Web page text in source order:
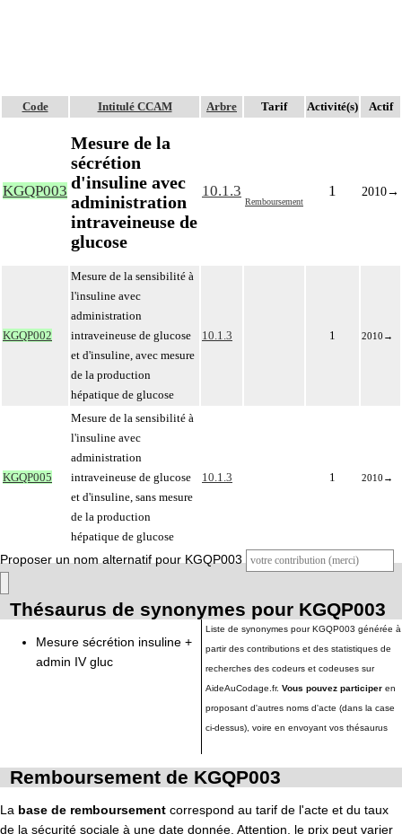
Code Intitulé CCAM Arbre Tarif Activité(s) Actif
KGQP003
Mesure de la
sécrétion
d'insuline avec
administration
intraveineuse de
glucose
10.1.3
Remboursement
1 2010→
KGQP002
Mesure de la sensibilité à
l'insuline avec
administration
intraveineuse de glucose
et d'insuline, avec mesure
de la production
hépatique de glucose
10.1.3 1 2010 →
KGQP005
Mesure de la sensibilité à
l'insuline avec
administration
intraveineuse de glucose
et d'insuline, sans mesure
de la production
hépatique de glucose
10.1.3 1 2010 →
Proposer un nom alternatif pour KGQP003
Thésaurus de synonymes pour KGQP003
Mesure sécrétion insuline +
admin IV gluc
Liste de synonymes pour KGQP003 générée à
partir des contributions et des statistiques de
recherches des codeurs et codeuses sur
AideAuCodage.fr. Vous pouvez participer en
proposant d'autres noms d'acte (dans la case
ci-dessus), voire en envoyant vos thésaurus
Remboursement de KGQP003
La base de remboursement correspond au tarif de l'acte et du taux
de la sécurité sociale à une date donnée. Attention, le prix peut varier